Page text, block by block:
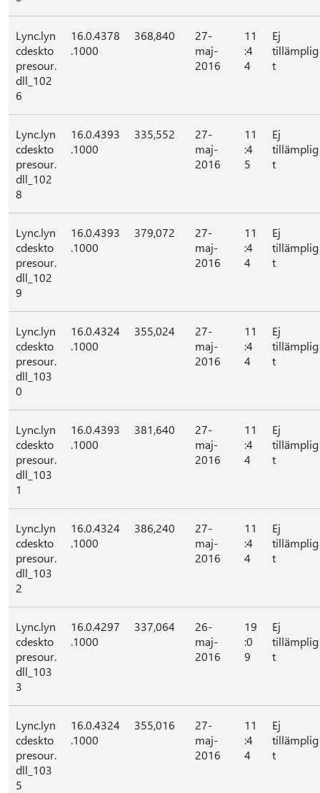
Lync.lyn
cdeskto
presour.
dll_102
6
16.0.4378
.1000
368,840
27-
maj-
2016
11
:4
4
Ej
tillämplig
t
Lync.lyn
cdeskto
presour.
dll_102
8
16.0.4393
.1000
335,552
27-
maj-
2016
11
:4
5
Ej
tillämplig
t
Lync.lyn
cdeskto
presour.
dll_102
9
16.0.4393
.1000
379,072
27-
maj-
2016
11
:4
4
Ej
tillämplig
t
Lync.lyn
cdeskto
presour.
dll_103
0
16.0.4324
.1000
355,024
27-
maj-
2016
11
:4
4
Ej
tillämplig
t
Lync.lyn
cdeskto
presour.
dll_103
1
16.0.4393
.1000
381,640
27-
maj-
2016
11
:4
4
Ej
tillämplig
t
Lync.lyn
cdeskto
presour.
dll_103
2
16.0.4324
.1000
386,240
27-
maj-
2016
11
:4
4
Ej
tillämplig
t
Lync.lyn
cdeskto
presour.
dll_103
3
16.0.4297
.1000
337,064
26-
maj-
2016
19
:0
9
Ej
tillämplig
t
Lync.lyn
cdeskto
presour.
dll_103
5
16.0.4324
.1000
355,016
27-
maj-
2016
11
:4
4
Ej
tillämplig
t